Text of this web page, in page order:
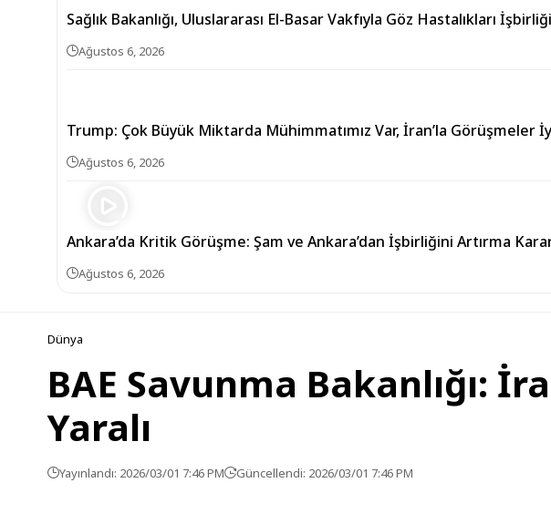
Sağlık Bakanlığı, Uluslararası El-Basar Vakfıyla Göz Hastalıkları
Ağustos 6, 2026
Trump: Çok Büyük Miktarda Mühimmatımız Var, İran’la Görüşmeler
Ağustos 6, 2026
Ankara’da Kritik Görüşme: Şam ve Ankara’dan İşbirliğini Artırma
Ağustos 6, 2026
Dünya
BAE Savunma Bakanlığı:
Yaralı
Yayınlandı: 2026/03/01 7:46 PM Güncellendi: 2026/03/01 7:46 PM